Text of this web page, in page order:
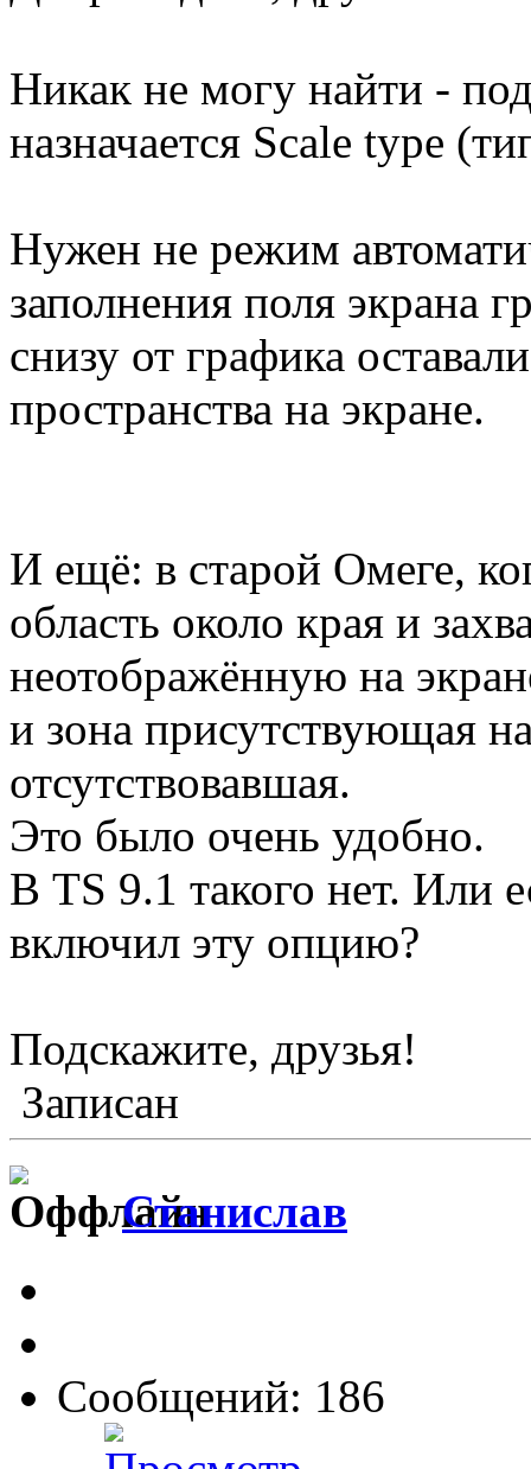
Никак не могу найти -
назначается Scale type
Нужен не режим
заполнения поля экрана
снизу от графика
пространства на экране.
И ещё: в старой Омеге,
область около края и
неотображённую на
и зона присутствующая
отсутствовавшая.
Это было очень удобно.
В TS 9.1 такого нет. Или
включил эту опцию?
Подскажите, друзья!
Записан
Станислав
Сообщений: 186